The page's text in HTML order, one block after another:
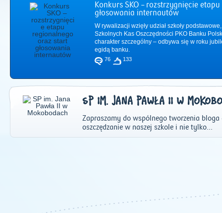
Konkurs SKO – rozstrzygnięcie
głosowania internautów
W rywalizacji wzięły udział szkoły
Szkolnych Kas Oszczędności PKO Banku
charakter szczególny – odbywa się w roku
egidą banku.
76 133
SP IM. JANA PAWŁA II W
Zapraszamy do wspólnego tworzenia
oszczędzanie w naszej szkole i nie tylko...